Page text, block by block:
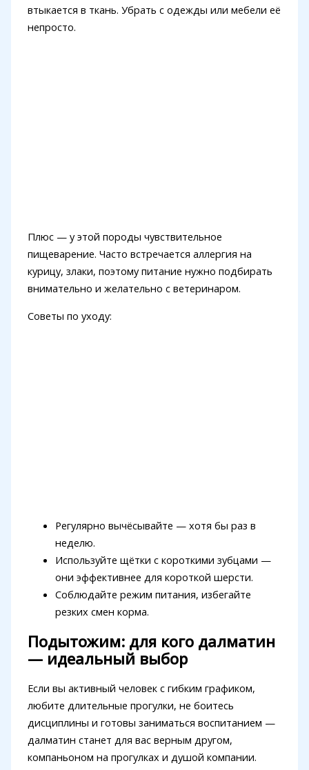
втыкается в ткань. Убрать с одежды или мебели её
непросто.
Плюс — у этой породы чувствительное
пищеварение. Часто встречается аллергия на
курицу, злаки, поэтому питание нужно подбирать
внимательно и желательно с ветеринаром.
Советы по уходу:
Регулярно вычёсывайте — хотя бы раз в
неделю.
Используйте щётки с короткими зубцами —
они эффективнее для короткой шерсти.
Соблюдайте режим питания, избегайте
резких смен корма.
Подытожим: для кого далматин
— идеальный выбор
Если вы активный человек с гибким графиком,
любите длительные прогулки, не боитесь
дисциплины и готовы заниматься воспитанием —
далматин станет для вас верным другом,
компаньоном на прогулках и душой компании.